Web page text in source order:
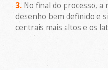
3. No final do processo, a
desenho bem definido e
centrais mais altos e os